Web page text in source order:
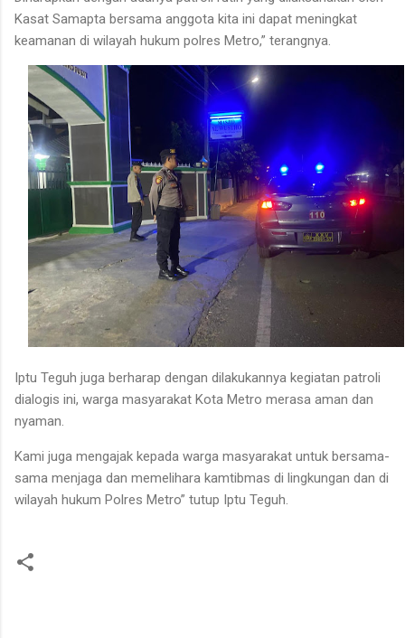
Kasat Samapta bersama anggota kita ini dapat meningkat
keamanan di wilayah hukum polres Metro,” terangnya.
Iptu Teguh juga berharap dengan dilakukannya kegiatan patroli
dialogis ini, warga masyarakat Kota Metro merasa aman dan
nyaman.
Kami juga mengajak kepada warga masyarakat untuk bersama-
sama menjaga dan memelihara kamtibmas di lingkungan dan di
wilayah hukum Polres Metro” tutup Iptu Teguh.